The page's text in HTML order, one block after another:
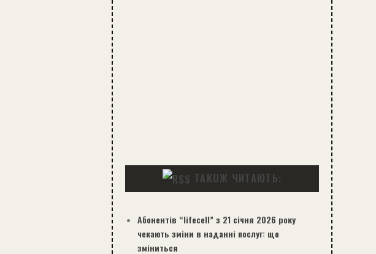
ТАКОЖ ЧИТАЮТЬ:
Абонентів “lifecell” з 21 січня 2026 року
чекають зміни в наданні послуг: що
зміниться